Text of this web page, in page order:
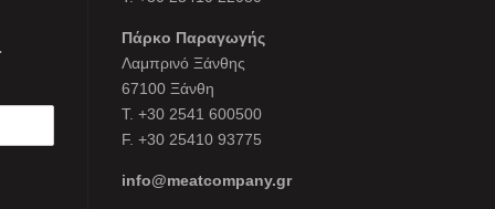
Πάρκο Παραγωγής
Λαμπρινό Ξάνθης
67100 Ξάνθη
Τ. +30 2541 600500
F. +30 25410 93775
info@meatcompany.gr